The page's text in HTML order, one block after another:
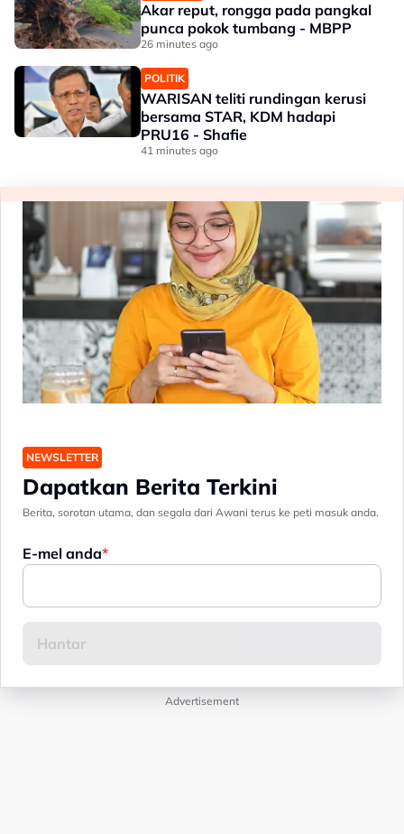
Akar reput, rongga pada pangkal
punca pokok tumbang - MBPP
26 minutes ago
POLITIK
WARISAN teliti rundingan kerusi
bersama STAR, KDM hadapi
PRU16 - Shafie
41 minutes ago
NEWSLETTER
Dapatkan Berita Terkini
Berita, sorotan utama, dan segala dari Awani terus ke peti masuk anda.
E-mel anda
Advertisement